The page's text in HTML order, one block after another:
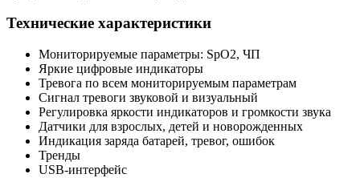
Технические характеристики
Мониторируемые параметры: SpO2, ЧП
Яркие цифровые индикаторы
Тревога по всем мониторируемым параметрам
Сигнал тревоги звуковой и визуальный
Регулировка яркости индикаторов и громкости звука
Датчики для взрослых, детей и новорожденных
Индикация заряда батарей, тревог, ошибок
Тренды
USB-интерфейс